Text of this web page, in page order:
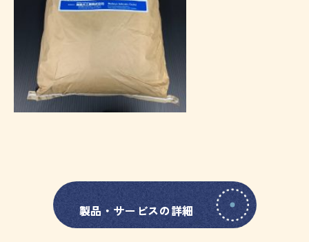
製品・サービスの詳細
製品・サービスの詳細